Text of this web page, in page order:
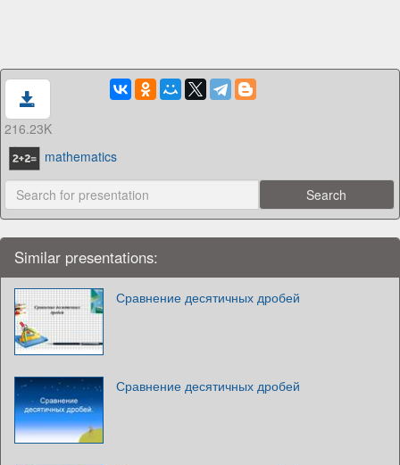
216.23K
mathematics
Similar presentations:
Сравнение десятичных дробей
Сравнение десятичных дробей